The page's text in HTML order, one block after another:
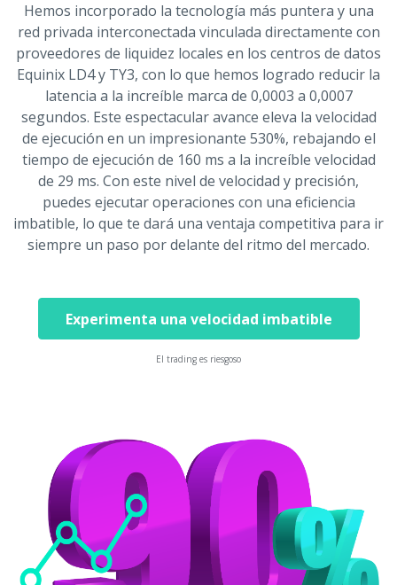
Hemos incorporado la tecnología más puntera y una
red privada interconectada vinculada directamente con
proveedores de liquidez locales en los centros de datos
Equinix LD4 y TY3, con lo que hemos logrado reducir la
latencia a la increíble marca de 0,0003 a 0,0007
segundos. Este espectacular avance eleva la velocidad
de ejecución en un impresionante 530%, rebajando el
tiempo de ejecución de 160 ms a la increíble velocidad
de 29 ms. Con este nivel de velocidad y precisión,
puedes ejecutar operaciones con una eficiencia
imbatible, lo que te dará una ventaja competitiva para ir
siempre un paso por delante del ritmo del mercado.
Experimenta una velocidad imbatible
El trading es riesgoso